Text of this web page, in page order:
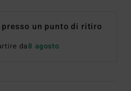
presso un punto di ritiro
da8 agosto